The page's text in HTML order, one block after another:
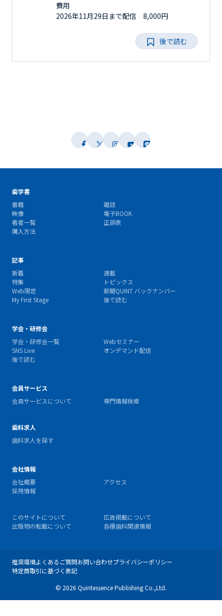
費用
2026年11月29日まで配信 8,000円
後で読む
歯学書
書籍
雑誌
映像
電子BOOK
著者一覧
正誤表
購入方法
記事
新着
連載
特集
トピックス
Web限定
新聞QUINT バックナンバー
My First Stage
後で読む
学会・研修会
学会・研修会一覧
Webセミナー
SNS Live
オンデマンド配信
後で読む
会員サービス
会員サービスについて
専門情報検索
歯科求人
歯科求人を探す
会社情報
会社概要
アクセス
採用情報
このサイトについて
広告掲載について
出版物の転載について
各種歯科関連情報
推奨環境よくあるご質問お問い合わせプライバシーポリシー
特定商取引に基づく表記
© 2026 Quintessence Publishing Co.,Ltd.